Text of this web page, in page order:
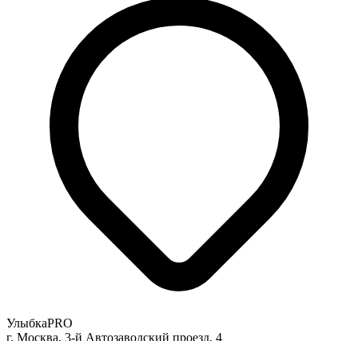
УлыбкаPRO
г. Москва, 3-й Автозаводский проезд, 4